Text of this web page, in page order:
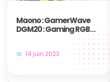
Maono : GamerWave
DGM20 : Gaming RGB
14 juin 2023